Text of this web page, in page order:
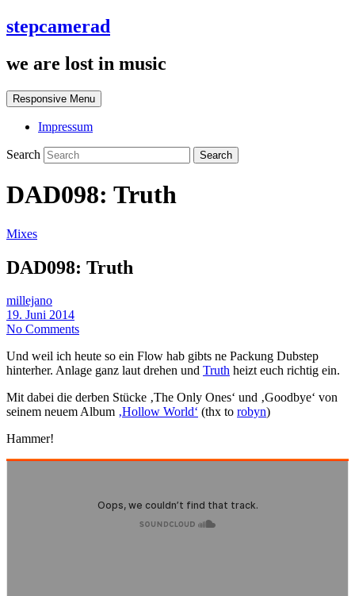
stepcamerad
we are lost in music
Responsive Menu
Impressum
Search
DAD098: Truth
Mixes
DAD098: Truth
millejano
19. Juni 2014
No Comments
Und weil ich heute so ein Flow hab gibts ne Packung Dubstep
hinterher. Anlage ganz laut drehen und Truth heizt euch richtig ein.
Mit dabei die derben Stücke ‚The Only Ones‘ und ‚Goodbye‘ von
seinem neuem Album ‚Hollow World‘ (thx to robyn)
Hammer!